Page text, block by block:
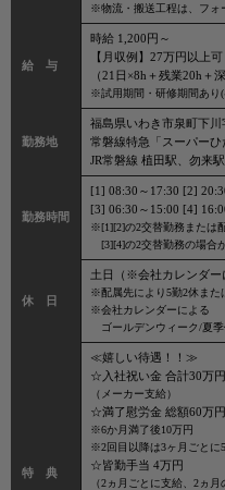
※物流・搬送工程は、フォ
給 与
時給 1,200円～
【月収例】27万円以上可
（21日×8h＋残業20h＋
※試用期間・研修期間あり(
勤務地
福島県いわき市泉町下川
常磐線特急「スーパー
JR常磐線 植田駅、勿来
勤務時間
[1] 08:30～17:30 [2]
[3] 06:30～15:00 [4]
※[1][2]の2交替勤務または
[3][4]の2交替勤務の場合
休 日
土日（※会社カレンダー
※配属先により5勤2休また
※会社カレンダーによる
ゴールデンウィーク/夏
特 典
≪嬉しい待遇！！≫
☆入社祝い金 合計30万円
（メーカー支給）
☆満了慰労金 総額60万円
※6か月満了後10万円
※2回目以降は3ヶ月ごとに
☆皆勤手当 4万円
（2ヵ月ごとに支給、2ヵ月